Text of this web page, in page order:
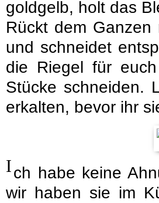
goldgelb, holt das
Rückt dem
und schneidet
die Riegel für
Stücke schneiden.
erkalten, bevor ihr
Ich habe keine
wir haben sie im